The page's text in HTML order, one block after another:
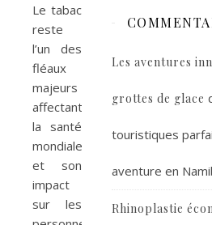
Le tabac
reste
l’un des
fléaux
majeurs
affectant
la santé
mondiale,
et son
impact
sur les
Les aventures
grottes de glace
touristiques
aventure en
Rhinoplastie